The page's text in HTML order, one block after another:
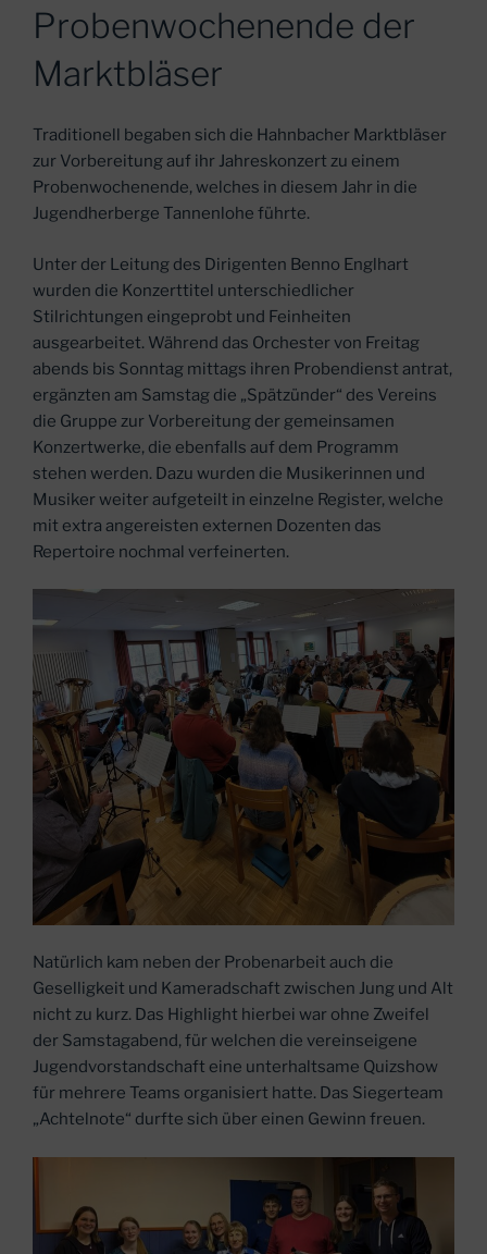
Probenwochenende der
Marktbläser
Traditionell begaben sich die Hahnbacher Marktbläser
zur Vorbereitung auf ihr Jahreskonzert zu einem
Probenwochenende, welches in diesem Jahr in die
Jugendherberge Tannenlohe führte.
Unter der Leitung des Dirigenten Benno Englhart
wurden die Konzerttitel unterschiedlicher
Stilrichtungen eingeprobt und Feinheiten
ausgearbeitet. Während das Orchester von Freitag
abends bis Sonntag mittags ihren Probendienst antrat,
ergänzten am Samstag die „Spätzünder“ des Vereins
die Gruppe zur Vorbereitung der gemeinsamen
Konzertwerke, die ebenfalls auf dem Programm
stehen werden. Dazu wurden die Musikerinnen und
Musiker weiter aufgeteilt in einzelne Register, welche
mit extra angereisten externen Dozenten das
Repertoire nochmal verfeinerten.
Natürlich kam neben der Probenarbeit auch die
Geselligkeit und Kameradschaft zwischen Jung und Alt
nicht zu kurz. Das Highlight hierbei war ohne Zweifel
der Samstagabend, für welchen die vereinseigene
Jugendvorstandschaft eine unterhaltsame Quizshow
für mehrere Teams organisiert hatte. Das Siegerteam
„Achtelnote“ durfte sich über einen Gewinn freuen.